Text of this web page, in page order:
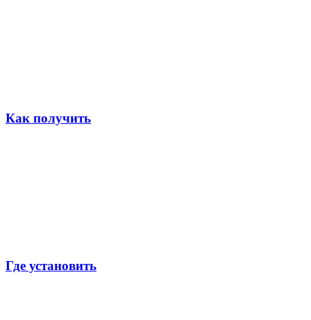
Как получить
Где установить